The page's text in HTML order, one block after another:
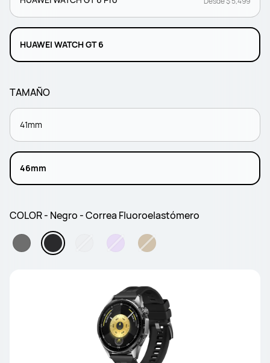
HUAWEI WATCH GT 6
TAMAÑO
41mm
46mm
COLOR - Negro - Correa Fluoroelastómero